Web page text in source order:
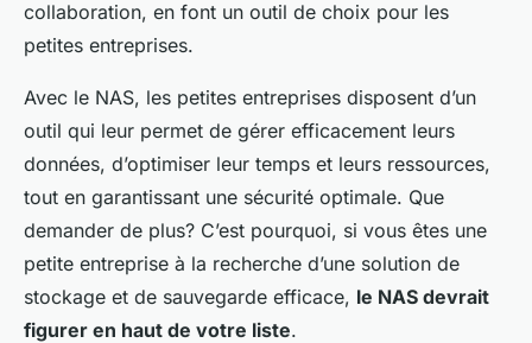
collaboration, en font un outil de choix pour les
petites entreprises.
Avec le NAS, les petites entreprises disposent d’un
outil qui leur permet de gérer efficacement leurs
données, d’optimiser leur temps et leurs ressources,
tout en garantissant une sécurité optimale. Que
demander de plus? C’est pourquoi, si vous êtes une
petite entreprise à la recherche d’une solution de
stockage et de sauvegarde efficace, le NAS devrait
figurer en haut de votre liste.